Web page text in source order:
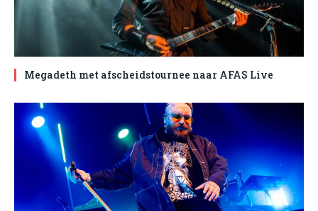
Megadeth met afscheidstournee naar AFAS Live